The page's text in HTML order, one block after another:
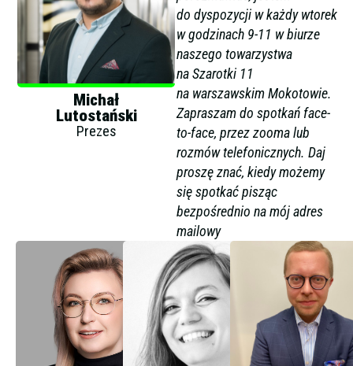
Michał
Lutostański
Prezes
do dyspozycji w każdy wtorek
w godzinach 9-11 w biurze
naszego towarzystwa
na Szarotki 11
na warszawskim Mokotowie.
Zapraszam do spotkań face-
to-face, przez zooma lub
rozmów telefonicznych. Daj
proszę znać, kiedy możemy
się spotkać pisząc
bezpośrednio na mój adres
mailowy